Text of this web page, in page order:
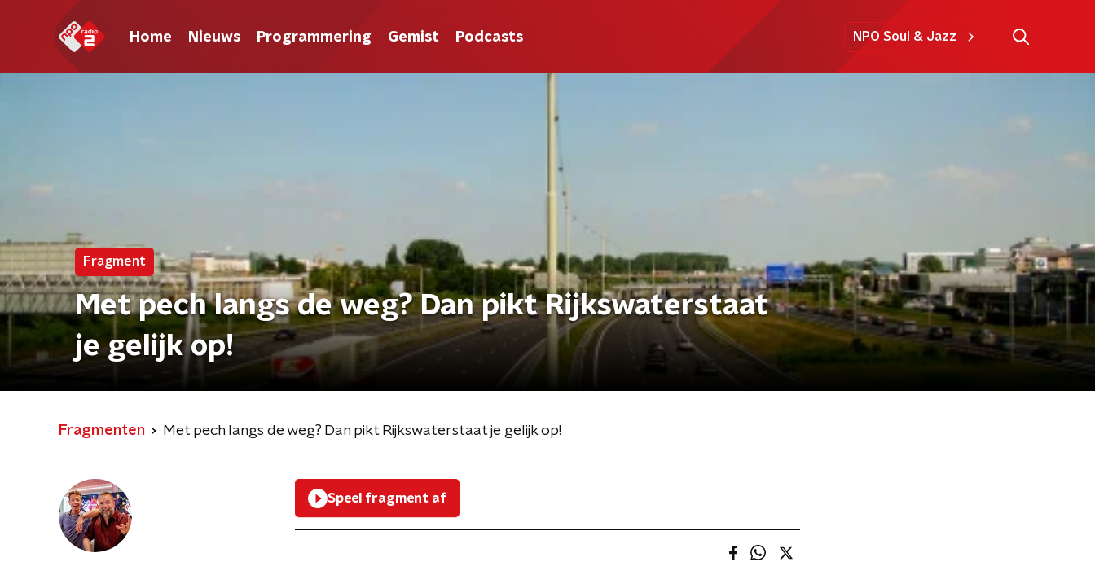
Home Nieuws Programmering Gemist Podcasts NPO Soul & Jazz
Fragment
Met pech langs de weg? Dan pikt Rijkswaterstaat
je gelijk op!
Fragmenten Met pech langs de weg? Dan pikt Rijkswaterstaat je gelijk op!
Speel fragment af